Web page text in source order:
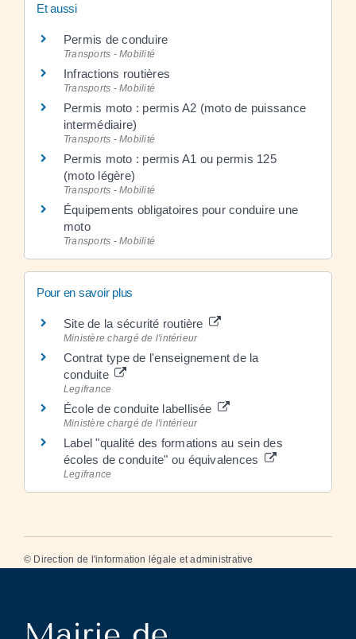
Et aussi
Permis de conduire
Transports - Mobilité
Infractions routières
Transports - Mobilité
Permis moto : permis A2 (moto de puissance
intermédiaire)
Transports - Mobilité
Permis moto : permis A1 ou permis 125
(moto légère)
Transports - Mobilité
Équipements obligatoires pour conduire une
moto
Transports - Mobilité
Pour en savoir plus
Site de la sécurité routière
Ministère chargé de l'intérieur
Contrat type de l'enseignement de la
conduite
Legifrance
École de conduite labellisée
Ministère chargé de l'intérieur
Label "qualité des formations au sein des
écoles de conduite" ou équivalences
Legifrance
© Direction de l'information légale et administrative